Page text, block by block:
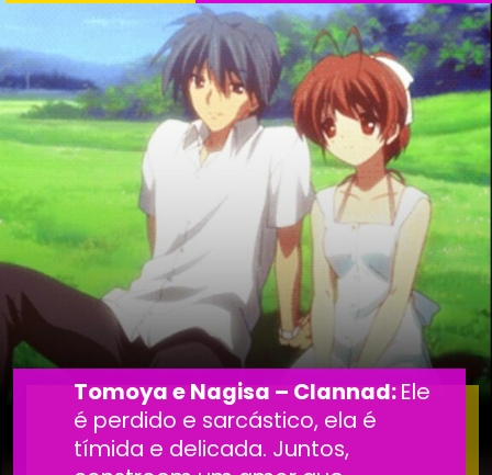
Tomoya e Nagisa – Clannad:Ele
é perdido e sarcástico, ela é
tímida e delicada. Juntos,